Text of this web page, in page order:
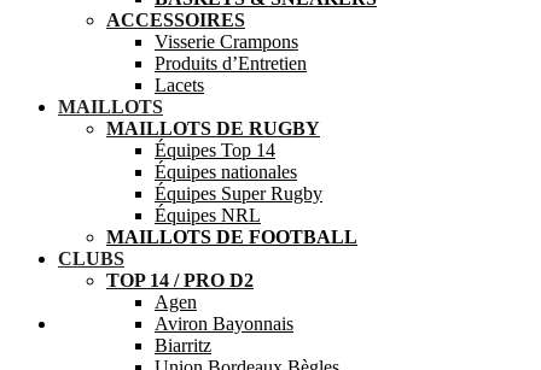
ACCESSOIRES
Visserie Crampons
Produits d’Entretien
Lacets
MAILLOTS
MAILLOTS DE RUGBY
Équipes Top 14
Équipes nationales
Équipes Super Rugby
Équipes NRL
MAILLOTS DE FOOTBALL
CLUBS
TOP 14 / PRO D2
Agen
Aviron Bayonnais
Biarritz